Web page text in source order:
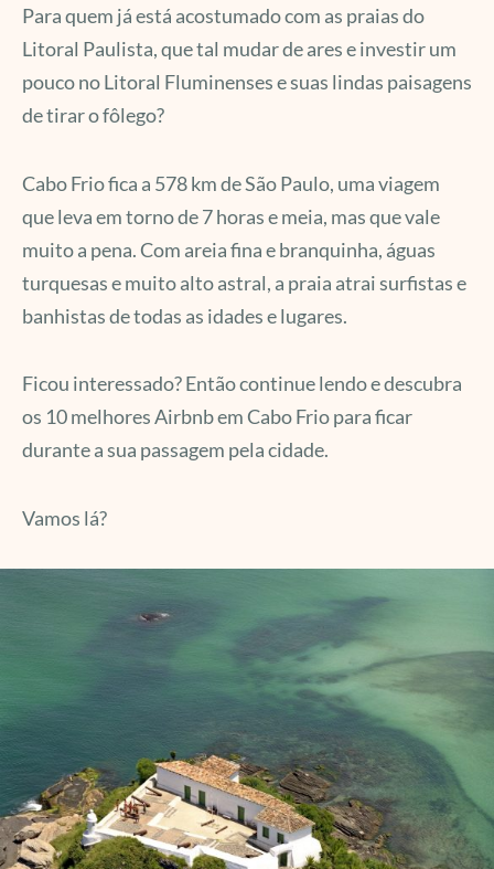
Para quem já está acostumado com as praias do
Litoral Paulista, que tal mudar de ares e investir um
pouco no Litoral Fluminenses e suas lindas paisagens
de tirar o fôlego?
Cabo Frio fica a 578 km de São Paulo, uma viagem
que leva em torno de 7 horas e meia, mas que vale
muito a pena. Com areia fina e branquinha, águas
turquesas e muito alto astral, a praia atrai surfistas e
banhistas de todas as idades e lugares.
Ficou interessado? Então continue lendo e descubra
os 10 melhores Airbnb em Cabo Frio para ficar
durante a sua passagem pela cidade.
Vamos lá?